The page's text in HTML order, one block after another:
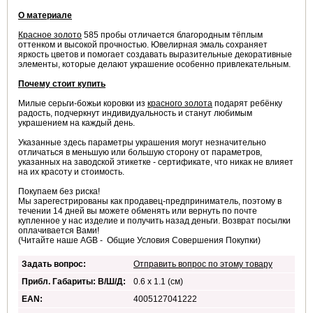
О материале
Красное золото 585 пробы отличается благородным тёплым
оттенком и высокой прочностью. Ювелирная эмаль сохраняет
яркость цветов и помогает создавать выразительные декоративные
элементы, которые делают украшение особенно привлекательным.
Почему стоит купить
Милые серьги-божьи коровки из красного золота подарят ребёнку
радость, подчеркнут индивидуальность и станут любимым
украшением на каждый день.
Указанные здесь параметры украшения могут незначительно
отличаться в меньшую или большую сторону от параметров,
указанных на заводской этикетке - сертификате, что никак не влияет
на их красоту и стоимость.
Покупаем без риска!
Мы зарегестрированы как продавец-предприниматель, поэтому в
течении 14 дней вы можете обменять или вернуть по почте
купленное у нас изделие и получить назад деньги. Возврат посылки
оплачивается Вами!
(Читайте наше AGB - Общие Условия Совершения Покупки)
Задать вопрос:
Отправить вопрос по этому товару
Прибл. Габариты: В/Ш/Д:
0.6 x 1.1 (см)
EAN:
4005127041222